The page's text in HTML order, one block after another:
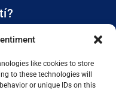
like cookies to store
to these technologies will
or unique IDs on this